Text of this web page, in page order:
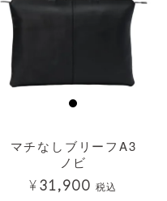
マチなしブリーフA3
ノビ
¥31,900 税込